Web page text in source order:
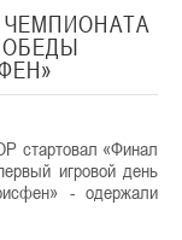
стартовал «Финал
игровой день
- одержали